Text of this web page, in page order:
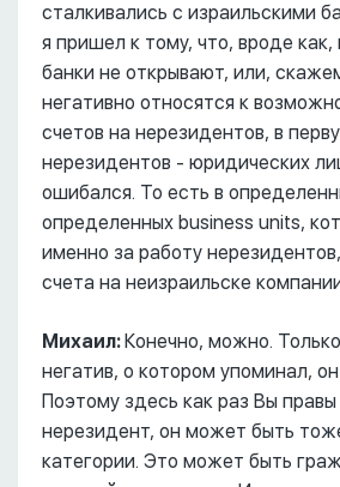
сталкивались с израильскими
я пришел к тому, что, вроде как,
банки не открывают, или,
негативно относятся к
счетов на нерезидентов, в
нерезидентов - юридических
ошибался. То есть в
определенных business units,
именно за работу
счета на неизраильске
Михаил: Конечно, можно.
негатив, о котором упоминал,
Поэтому здесь как раз Вы
нерезидент, он может быть
категории. Это может быть